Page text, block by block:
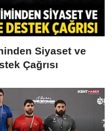
Siyaset ve
Çağrısı